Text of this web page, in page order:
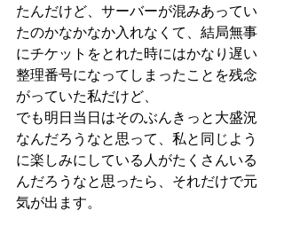
たんだけど、サーバーが混みあってい
たのかなかなか入れなくて、結局無事
にチケットをとれた時にはかなり遅い
整理番号になってしまったことを残念
がっていた私だけど、
でも明日当日はそのぶんきっと大盛況
なんだろうなと思って、私と同じよう
に楽しみにしている人がたくさんいる
んだろうなと思ったら、それだけで元
気が出ます。